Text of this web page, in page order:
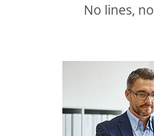
No lines,